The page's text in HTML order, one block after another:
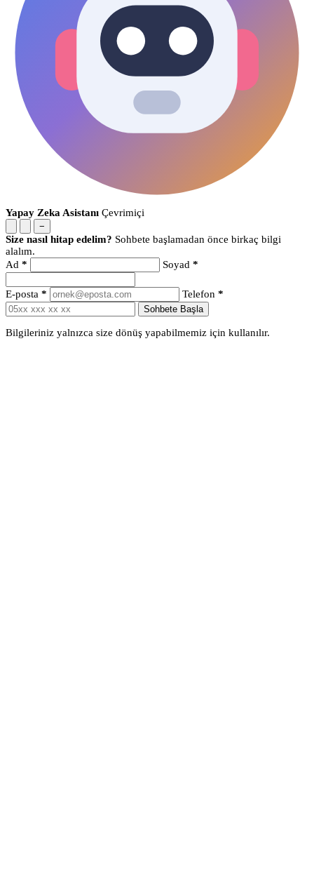
Yapay Zeka Asistanı Çevrimiçi
−
Size nasıl hitap edelim? Sohbete başlamadan önce birkaç bilgi
alalım.
Ad * Soyad *
E-posta * Telefon *
Sohbete Başla
Bilgileriniz yalnızca size dönüş yapabilmemiz için kullanılır.